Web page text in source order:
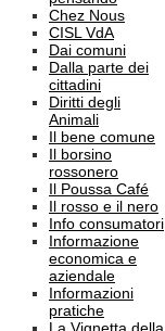
Chez Nous
CISL VdA
Dai comuni
Dalla parte dei
cittadini
Diritti degli
Animali
Il bene comune
Il borsino
rossonero
Il Poussa Café
Il rosso e il nero
Info consumatori
Informazione
economica e
aziendale
Informazioni
pratiche